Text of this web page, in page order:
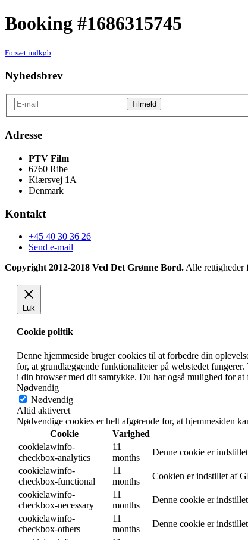
Booking #1686315745
Forsæt indkøb
Nyhedsbrev
Adresse
PTV Film
6760 Ribe
Kiærsvej 1A
Denmark
Kontakt
+45 40 30 36 26
Send e-mail
Copyright 2012-2018 Ved Det Grønne Bord. Alle rettigheder
Luk
Cookie politik
Denne hjemmeside bruger cookies til at forbedre din
for, at grundlæggende funktionaliteter på webstedet
i din browser med dit samtykke. Du har også mulighed for
Nødvendig
Nødvendig
Altid aktiveret
Nødvendige cookies er helt afgørende for, at hjemmesiden
Cookie
Varighed
cookielawinfo-
checkbox-analytics
11
months
Denne cookie er
cookielawinfo-
checkbox-functional
11
months
Cookien er indstillet af
cookielawinfo-
checkbox-necessary
11
months
Denne cookie er
cookielawinfo-
checkbox-others
11
months
Denne cookie er